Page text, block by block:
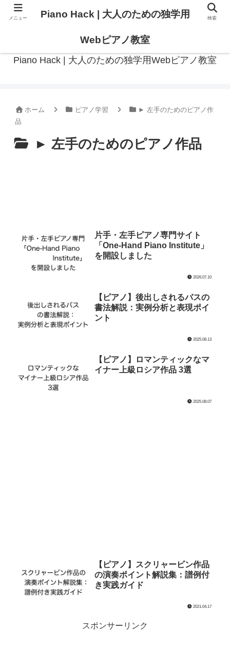
Piano Hack | 大人のための独学用Webピアノ教室
ホーム ピアノ学習
► 左手のためのピアノ作
品
► 左手のためのピアノ作品
片手・左手ピアノ専門サイト
「One-Hand Piano Institute」
を開設しました
2026.07.10
【ピアノ】後出しされるバスの
書法解説：実例分析と表現ポイ
ント
2025.08.13
【ピアノ】ロマンティックなマ
イナー上級ロシア作品 3選
2025.08.07
【ピアノ】スクリャービン作品
の演奏ポイント解説集：譜例付
き実践ガイド
2021.04.17
スポンサーリンク
メニュー Piano Hack | 大人のための独学用
Webピアノ教室
検索